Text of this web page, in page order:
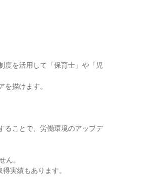
度を活用して「保育士」や「児
描けます。
ることで、労働環境のアップデ
ん。
実績もあります。